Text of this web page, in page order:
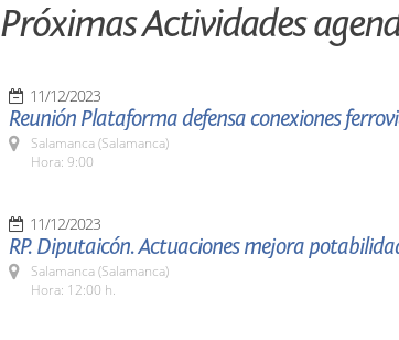
Próximas Actividades
11/12/2023
Reunión Plataforma defensa conexiones
Salamanca (Salamanca)
Hora: 9:00
11/12/2023
RP. Diputaicón. Actuaciones mejora
Salamanca (Salamanca)
Hora: 12:00 h.